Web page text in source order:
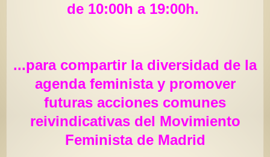
de 10:00h a19:00h.
...para compartir la diversidad de la
agenda feminista y promover
futuras acciones comunes
reivindicativas del Movimiento
Feminista de Madrid